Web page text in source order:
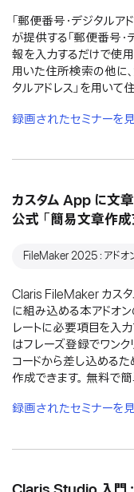
「郵便番号・デジタル
が提供する「郵便番号・
報を入力するだけで使
用いた住所検索の他に
タルアドレス」を用いて
録画されたセミナーを
カスタム App に文
公式 「簡易文章作成
FileMaker 2025：アドオ
Claris FileMaker カス
に組み込める本アドオ
レートに必要項目を入
はフレーズ登録でワンク
コードから差し込める
作成できます。 無料で
録画されたセミナーを